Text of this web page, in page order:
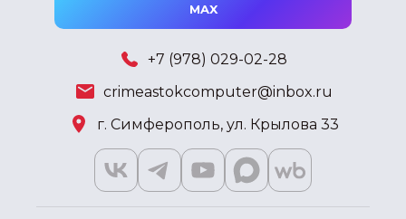
MAX
+7 (978) 029-02-28
crimeastokcomputer@inbox.ru
г. Симферополь, ул. Крылова 33